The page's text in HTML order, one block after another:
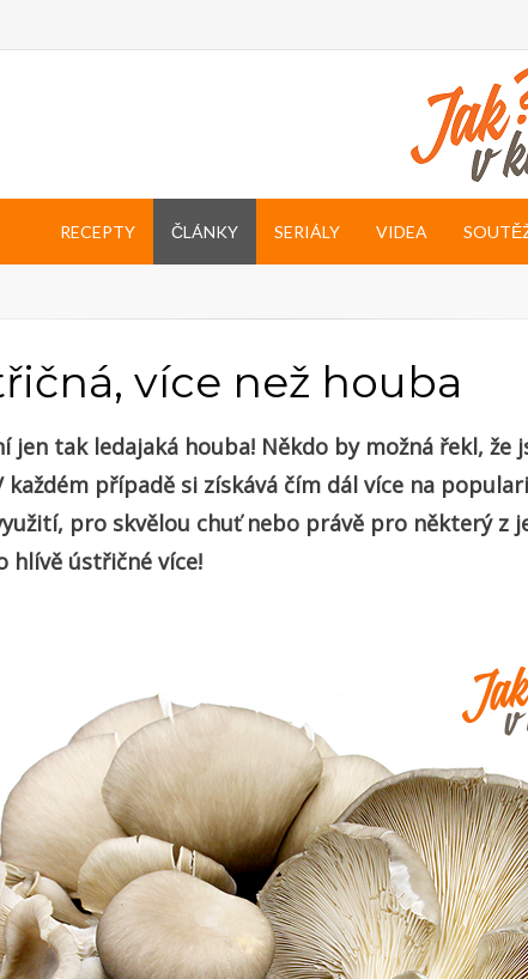
RECEPTY ČLÁNKY SERIÁLY VIDEA
více než houba
jen tak ledajaká houba! Někdo by možná řekl, že
každém případě si získává čím dál více na
pro skvělou chuť nebo právě pro některý z
hlívě ústřičné více!